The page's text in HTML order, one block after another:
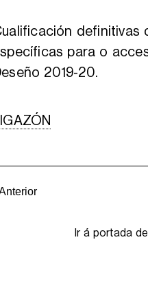
definitivas
para o
2019-20.
Ir á portada